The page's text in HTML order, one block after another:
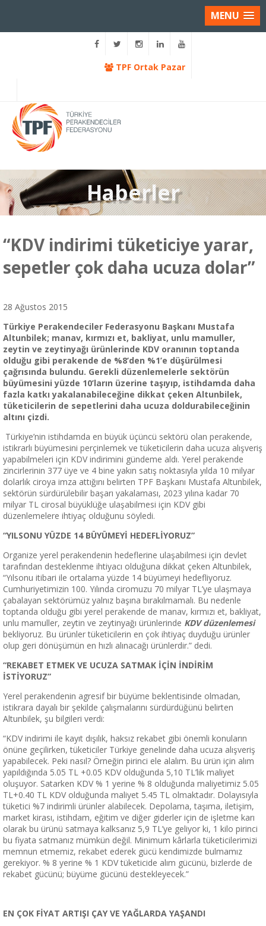
MENU
TPF Ortak Pazar
Haberler
“KDV indirimi tüketiciye yarar,
sepetler çok daha ucuza dolar”
28 Ağustos 2015
Türkiye Perakendeciler Federasyonu Başkanı Mustafa
Altunbilek; manav, kırmızı et, bakliyat, unlu mamuller,
zeytin ve zeytinyağı ürünlerinde KDV oranının toptanda
olduğu gibi perakende de %8’den %1’e düşürülmesi
çağrısında bulundu. Gerekli düzenlemelerle sektörün
büyümesini yüzde 10’ların üzerine taşıyıp, istihdamda daha
fazla katkı yakalanabileceğine dikkat çeken Altunbilek,
tüketicilerin de sepetlerini daha ucuza doldurabileceğinin
altını çizdi.
Türkiye’nin istihdamda en büyük üçüncü sektörü olan perakende,
istikrarlı büyümesini perçinlemek ve tüketicilerin daha ucuza alışveriş
yapabilmeleri için KDV indirimini gündeme aldı. Yerel perakende
zincirlerinin 377 üye ve 4 bine yakın satış noktasıyla yılda 10 milyar
dolarlık ciroya imza attığını belirten TPF Başkanı Mustafa Altunbilek,
sektörün sürdürülebilir başarı yakalaması, 2023 yılına kadar 70
milyar TL cirosal büyüklüğe ulaşabilmesi için KDV gibi
düzenlemelere ihtiyaç olduğunu söyledi.
“YILSONU YÜZDE 14 BÜYÜMEYİ HEDEFLİYORUZ”
Organize yerel perakendenin hedeflerine ulaşabilmesi için devlet
tarafından desteklenme ihtiyacı olduğuna dikkat çeken Altunbilek,
“Yılsonu itibari ile ortalama yüzde 14 büyümeyi hedefliyoruz.
Cumhuriyetimizin 100. Yılında ciromuzu 70 milyar TL’ye ulaşmaya
çabalayan sektörümüz yalnız başına bırakılmamalı. Bu nedenle
toptanda olduğu gibi yerel perakende de manav, kırmızı et, bakliyat,
unlu mamuller, zeytin ve zeytinyağı ürünlerinde KDV düzenlemesi
bekliyoruz. Bu ürünler tüketicilerin en çok ihtiyaç duyduğu ürünler
olup geri dönüşümün en hızlı alınacağı ürünlerdir.” dedi.
“REKABET ETMEK VE UCUZA SATMAK İÇİN İNDİRİM
İSTİYORUZ”
Yerel perakendenin agresif bir büyüme beklentisinde olmadan,
istikrara dayalı bir şekilde çalışmalarını sürdürdüğünü belirten
Altunbilek, şu bilgileri verdi:
“KDV indirimi ile kayıt dışılık, haksız rekabet gibi önemli konuların
önüne geçilirken, tüketiciler Türkiye genelinde daha ucuza alışveriş
yapabilecek. Peki nasıl? Örneğin pirinci ele alalım. Bu ürün için alım
yapıldığında 5.05 TL +0.05 KDV olduğunda 5,10 TL’lik maliyet
oluşuyor. Satarken KDV % 1 yerine % 8 olduğunda maliyetimiz 5.05
TL+0.40 TL KDV olduğunda maliyet 5.45 TL olmaktadır. Dolayısıyla
tüketici %7 indirimli ürünler alabilecek. Depolama, taşıma, iletişim,
market kirası, istihdam, eğitim ve diğer giderler için de işletme karı
olarak bu ürünü satmaya kalksanız 5,9 TL’ye geliyor ki, 1 kilo pirinci
bu fiyata satmanız mümkün değil. Minimum kârlarla tüketicilerimizi
memnun etmemiz, rekabet ederek gücü kendimizde bulmamız
gerekiyor. % 8 yerine % 1 KDV tüketicide alım gücünü, bizlerde de
rekabet gücünü; büyüme gücünü destekleyecek.”
EN ÇOK FİYAT ARTIŞI ÇAY VE YAĞLARDA YAŞANDI